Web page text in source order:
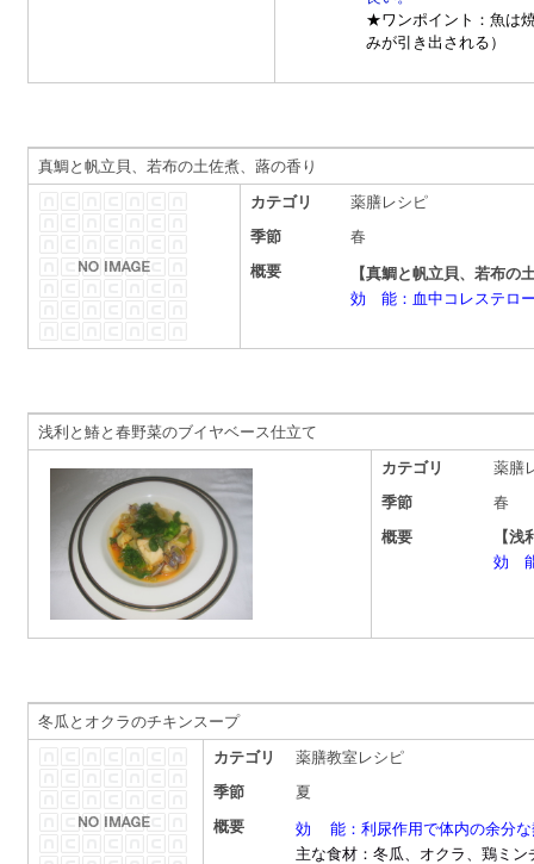
★ワンポイント：魚は
みが引き出される）
真鯛と帆立貝、若布の土佐煮、蕗の香り
カテゴリ
薬膳レシピ
季節
春
概要
【真鯛と帆立貝、若布の
効 能：血中コレステロ
浅利と鰆と春野菜のブイヤベース仕立て
カテゴリ
薬膳
季節
春
概要
【
効 能
冬瓜とオクラのチキンスープ
カテゴリ
薬膳教室レシピ
季節
夏
概要
効 能：利尿作用で体内の余分な
主な食材：冬瓜、オクラ、鶏ミ